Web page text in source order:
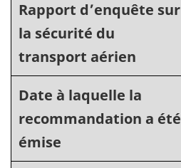
Rapport d’enquête sur
la sécurité du
transport aérien
Date à laquelle la
recommandation a été
émise